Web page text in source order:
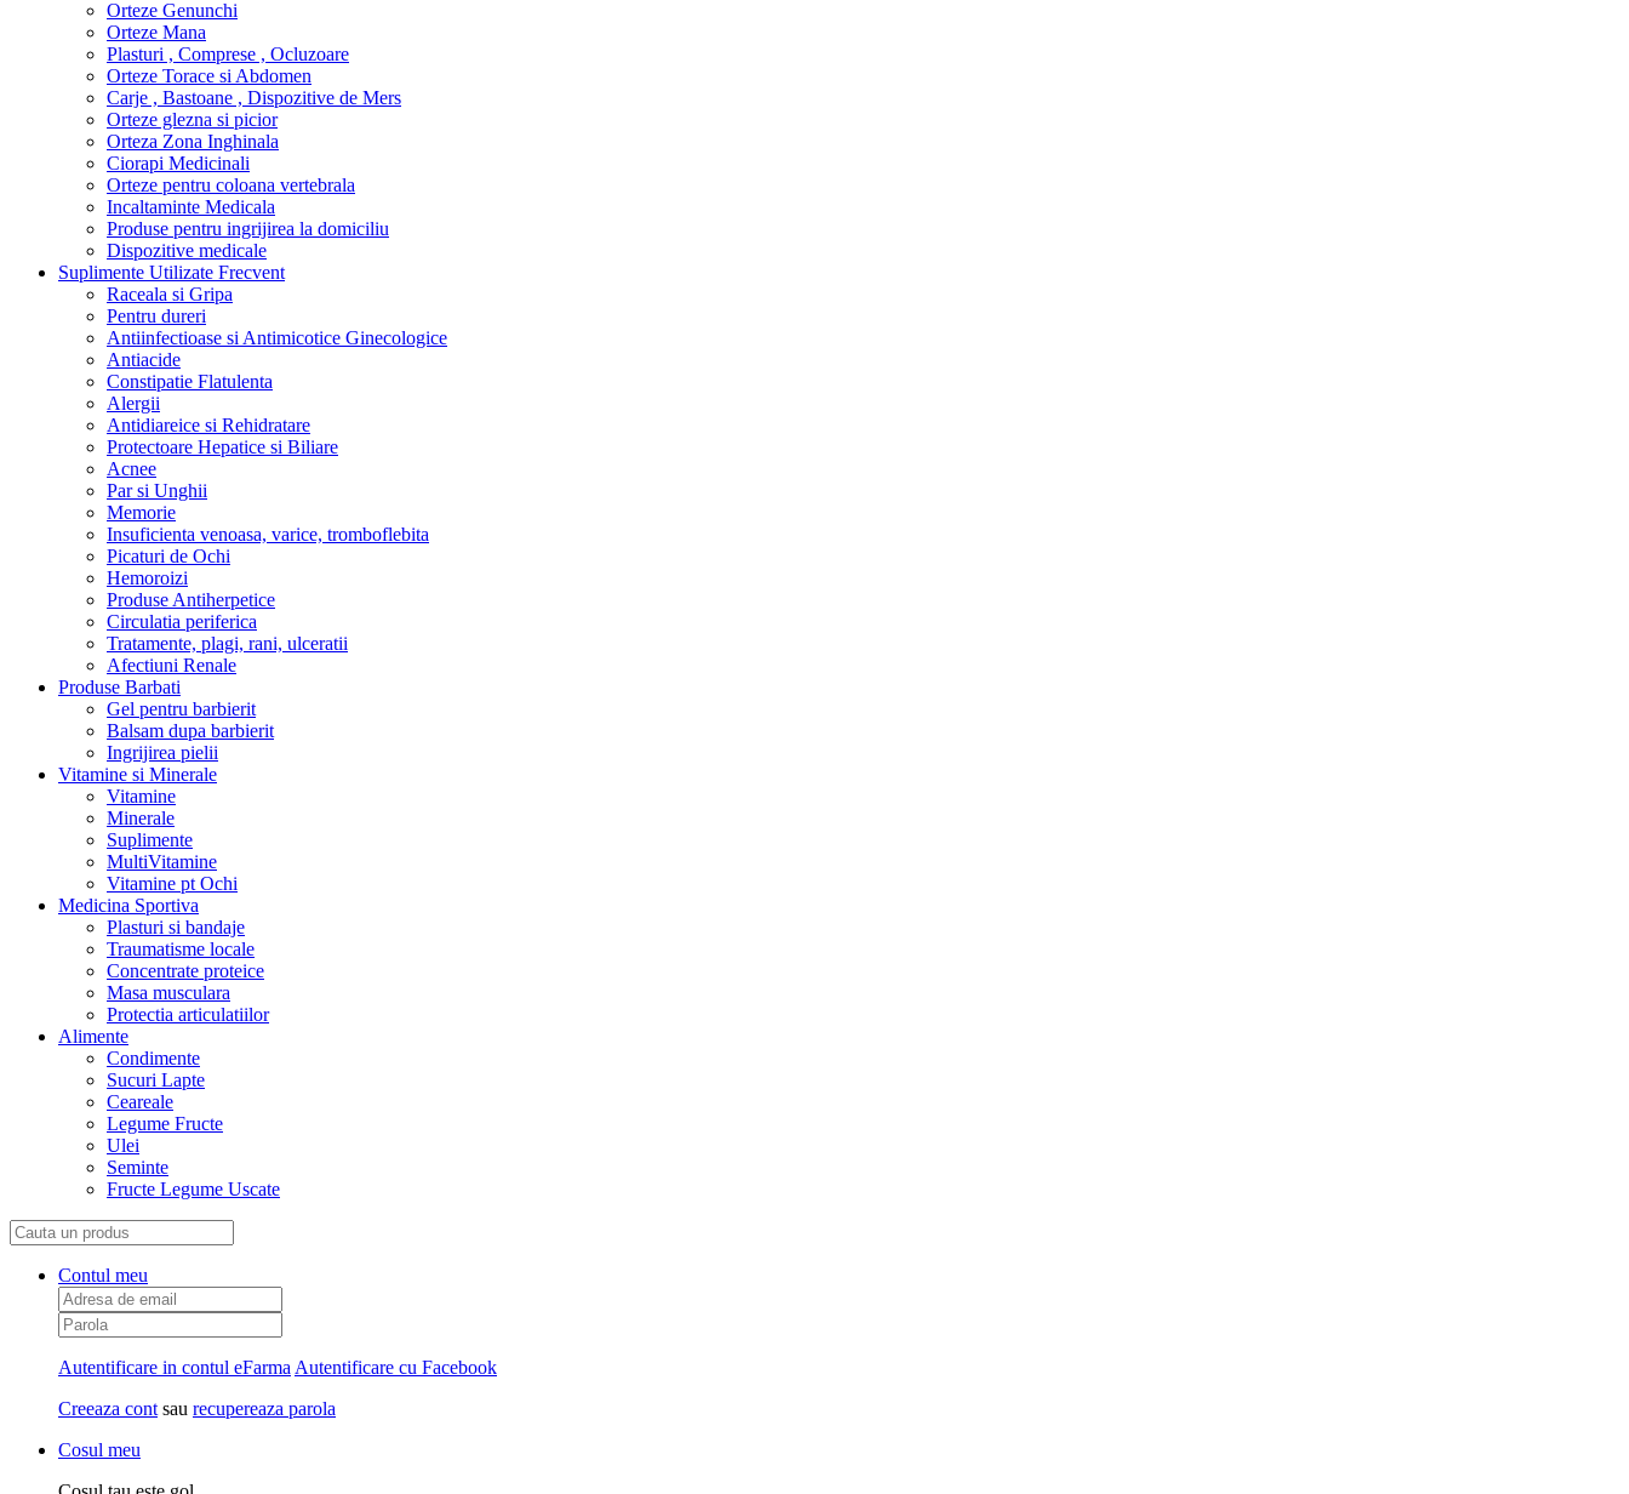
Orteze Genunchi
Orteze Mana
Plasturi , Comprese , Ocluzoare
Orteze Torace si Abdomen
Carje , Bastoane , Dispozitive de Mers
Orteze glezna si picior
Orteza Zona Inghinala
Ciorapi Medicinali
Orteze pentru coloana vertebrala
Incaltaminte Medicala
Produse pentru ingrijirea la domiciliu
Dispozitive medicale
Suplimente Utilizate Frecvent
Raceala si Gripa
Pentru dureri
Antiinfectioase si Antimicotice Ginecologice
Antiacide
Constipatie Flatulenta
Alergii
Antidiareice si Rehidratare
Protectoare Hepatice si Biliare
Acnee
Par si Unghii
Memorie
Insuficienta venoasa, varice, tromboflebita
Picaturi de Ochi
Hemoroizi
Produse Antiherpetice
Circulatia periferica
Tratamente, plagi, rani, ulceratii
Afectiuni Renale
Produse Barbati
Gel pentru barbierit
Balsam dupa barbierit
Ingrijirea pielii
Vitamine si Minerale
Vitamine
Minerale
Suplimente
MultiVitamine
Vitamine pt Ochi
Medicina Sportiva
Plasturi si bandaje
Traumatisme locale
Concentrate proteice
Masa musculara
Protectia articulatiilor
Alimente
Condimente
Sucuri Lapte
Ceareale
Legume Fructe
Ulei
Seminte
Fructe Legume Uscate
Contul meu
Autentificare in contul eFarma Autentificare cu Facebook
Creeaza cont sau recupereaza parola
Cosul meu